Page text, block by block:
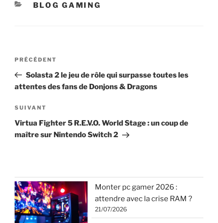
CATÉGORIES
BLOG GAMING
Navigation
l’article
Article
précédent
PRÉCÉDENT
Solasta 2 le jeu de rôle qui surpasse toutes les
attentes des fans de Donjons & Dragons
Article
suivant
SUIVANT
Virtua Fighter 5 R.E.V.O. World Stage : un coup de
maître sur Nintendo Switch 2
Monter pc gamer 2026 :
attendre avec la crise RAM ?
21/07/2026